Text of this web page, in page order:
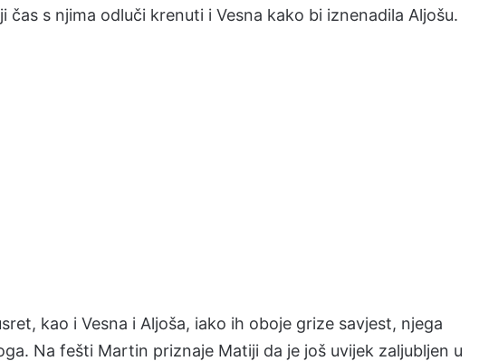
čas s njima odluči krenuti i Vesna kako bi iznenadila Aljošu.
kao i Vesna i Aljoša, iako ih oboje grize savjest, njega
Na fešti Martin priznaje Matiji da je još uvijek zaljubljen u